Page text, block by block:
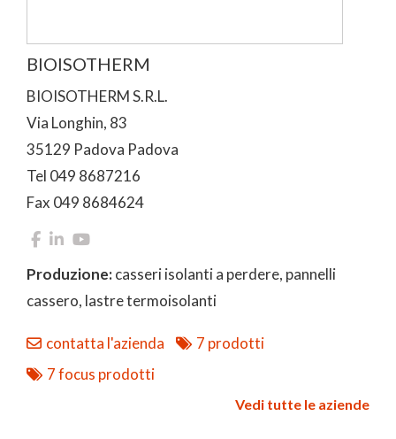
BIOISOTHERM
BIOISOTHERM S.R.L.
Via Longhin, 83
35129 Padova Padova
Tel 049 8687216
Fax 049 8684624
Produzione:casseri isolanti a perdere, pannelli
cassero, lastre termoisolanti
contatta l'azienda
7 prodotti
7 focus prodotti
Vedi tutte le aziende